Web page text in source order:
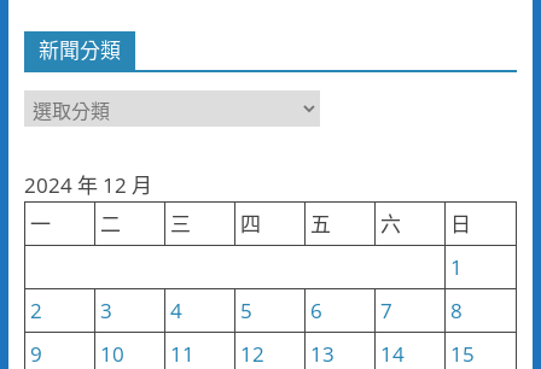
新聞分類
新
類
2024 年 12 月
一
二 三 四 五 六
日
1
2
3 4 5 6 7
8
9
10 11 12 13 14
15